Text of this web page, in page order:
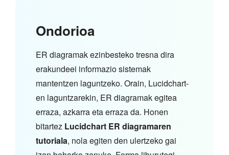
Ondorioa
ER diagramak ezinbesteko tresna dira
erakundeei informazio sistemak
mantentzen laguntzeko. Orain, Lucidchart-
en laguntzarekin, ER diagramak egitea
erraza, azkarra eta erraza da. Honen
bitartez Lucidchart ER diagramaren
tutoriala, nola egiten den ulertzeko gai